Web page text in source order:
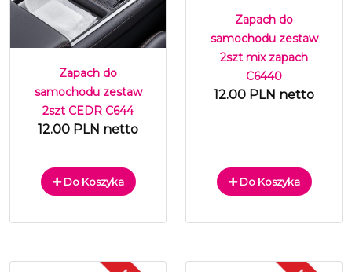
Zapach do
samochodu zestaw
2szt CEDR C644
12.00 PLN netto
Do Koszyka
Zapach do
samochodu zestaw
2szt mix zapach
C6440
12.00 PLN netto
Do Koszyka